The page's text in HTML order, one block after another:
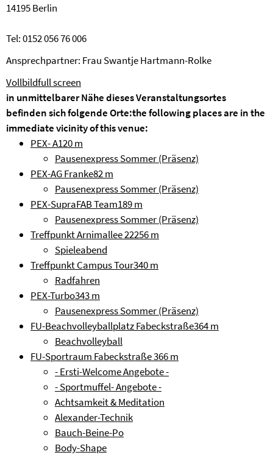
14195 Berlin
Tel: 0152 056 76 006
Ansprechpartner: Frau Swantje Hartmann-Rolke
Vollbildfull screen
in unmittelbarer Nähe dieses Veranstaltungsortes
befinden sich folgende Orte:the following places are in the
immediate vicinity of this venue:
PEX- A120 m
Pausenexpress Sommer (Präsenz)
PEX-AG Franke82 m
Pausenexpress Sommer (Präsenz)
PEX-SupraFAB Team189 m
Pausenexpress Sommer (Präsenz)
Treffpunkt Arnimallee 22256 m
Spieleabend
Treffpunkt Campus Tour340 m
Radfahren
PEX-Turbo343 m
Pausenexpress Sommer (Präsenz)
FU-Beachvolleyballplatz Fabeckstraße364 m
Beachvolleyball
FU-Sportraum Fabeckstraße366 m
- Ersti-Welcome Angebote -
- Sportmuffel- Angebote -
Achtsamkeit & Meditation
Alexander-Technik
Bauch-Beine-Po
Body-Shape